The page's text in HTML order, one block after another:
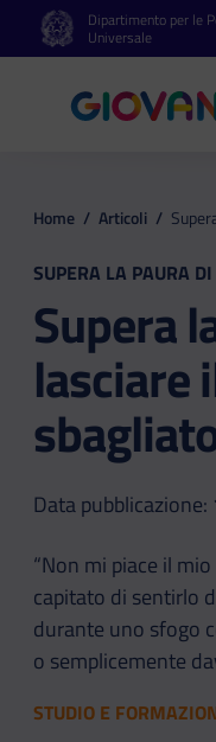
Vai al contenuto
Vai al footerDipartimento per le
Universale
Home / Articoli /
SUPERA LA PAURA
Supera
lasciare
Data pubblicazione:
“Non mi piace il
capitato di sentirlo
durante uno sfogo
o semplicemente
STUDIO E